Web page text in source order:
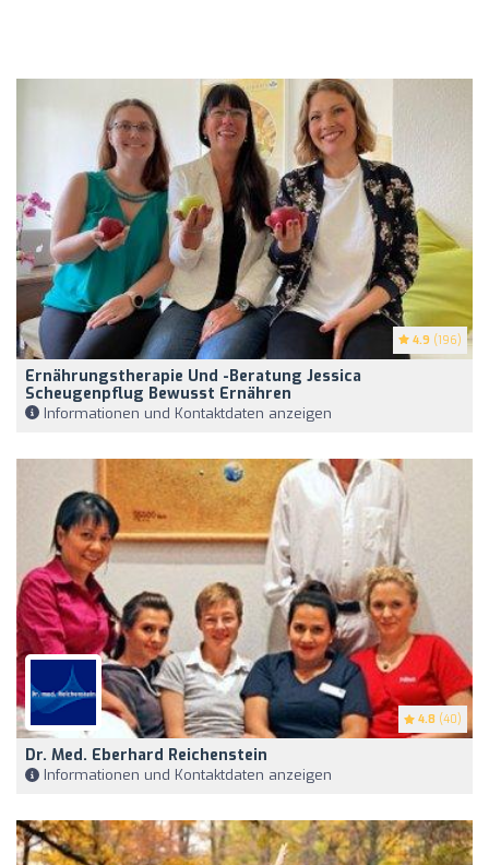
4.9 (196)
Ernährungstherapie Und -beratung Jessica
Scheugenpflug Bewusst Ernähren
Informationen und Kontaktdaten anzeigen
4.8 (40)
Dr. Med. Eberhard Reichenstein
Informationen und Kontaktdaten anzeigen